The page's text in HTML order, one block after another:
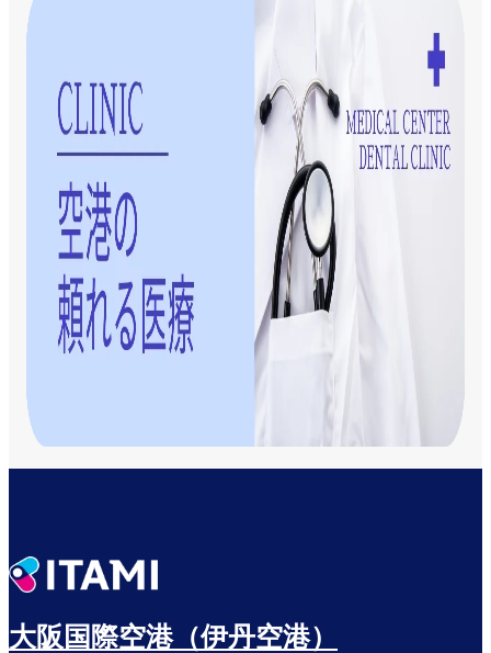
大阪国際空港（伊丹空港）